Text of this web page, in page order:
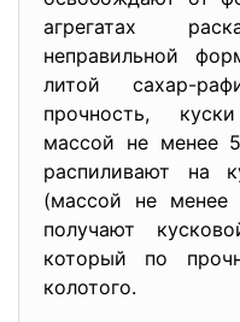
агрегатах
неправильной
литой сахар-
прочность,
массой не менее
распиливают на
(массой не
получают
который по
колотого.